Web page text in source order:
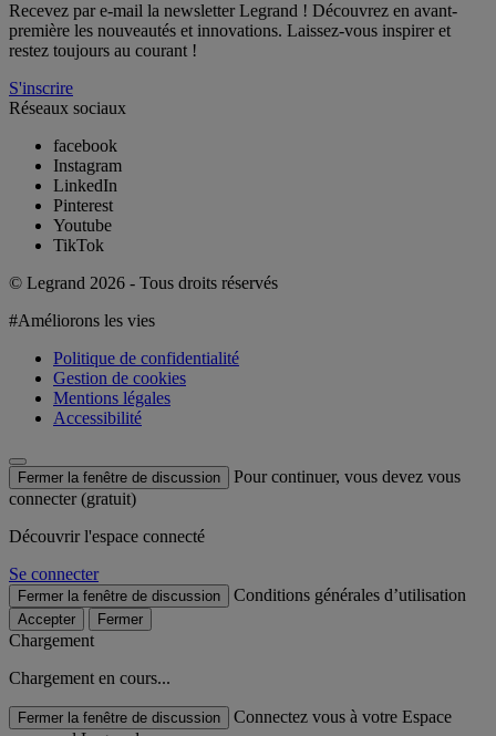
Recevez par e-mail la newsletter Legrand ! Découvrez en avant-
première les nouveautés et innovations. Laissez-vous inspirer et
restez toujours au courant !
S'inscrire
Réseaux sociaux
facebook
Instagram
LinkedIn
Pinterest
Youtube
TikTok
© Legrand 2026 - Tous droits réservés
#Améliorons les vies
Politique de confidentialité
Gestion de cookies
Mentions légales
Accessibilité
Fermer la fenêtre de discussion
Pour continuer, vous devez vous
connecter (gratuit)
Découvrir l'espace connecté
Se connecter
Fermer la fenêtre de discussion Conditions générales d’utilisation
Accepter Fermer
Chargement
Chargement en cours...
Fermer la fenêtre de discussion
Connectez vous à votre Espace